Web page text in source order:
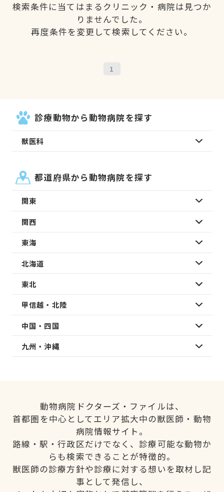
検索条件に当てはまるクリニック・病院は見つか
りませんでした。
再度条件を変更して検索してください。
1
診療動物から動物病院を探す
獣医科
都道府県から動物病院を探す
関東
関西
東海
北海道
東北
甲信越・北陸
中国・四国
九州・沖縄
動物病院ドクターズ・ファイルは、
首都圏を中心としてエリア拡大中の獣医師・動物
病院情報サイト。
路線・駅・行政区だけでなく、診療可能な動物か
らも検索できることが特徴的。
獣医師の診療方針や診療に対する想いを取材し記
事として発信し、